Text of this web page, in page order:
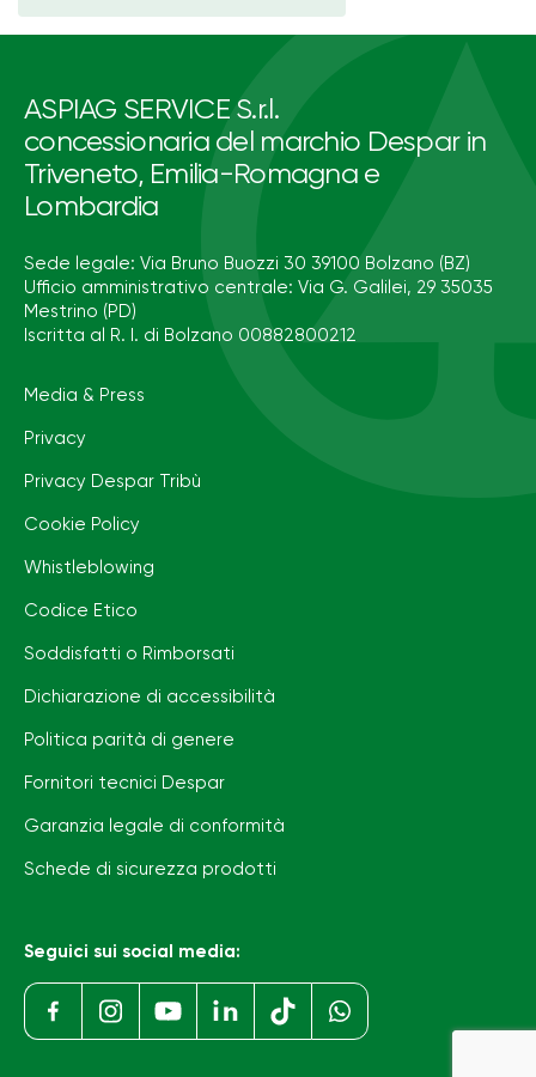
ASPIAG SERVICE S.r.l.
concessionaria del marchio Despar in
Triveneto, Emilia-Romagna e
Lombardia
Sede legale: Via Bruno Buozzi 30 39100 Bolzano (BZ)
Ufficio amministrativo centrale: Via G. Galilei, 29 35035
Mestrino (PD)
Iscritta al R. I. di Bolzano 00882800212
Media & Press
Privacy
Privacy Despar Tribù
Cookie Policy
Whistleblowing
Codice Etico
Soddisfatti o Rimborsati
Dichiarazione di accessibilità
Politica parità di genere
Fornitori tecnici Despar
Garanzia legale di conformità
Schede di sicurezza prodotti
Seguici sui social media: